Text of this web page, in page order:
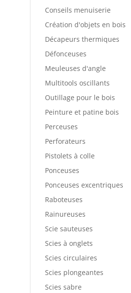
Conseils menuiserie
Création d'objets en bois
Décapeurs thermiques
Défonceuses
Meuleuses d'angle
Multitools oscillants
Outillage pour le bois
Peinture et patine bois
Perceuses
Perforateurs
Pistolets à colle
Ponceuses
Ponceuses excentriques
Raboteuses
Rainureuses
Scie sauteuses
Scies à onglets
Scies circulaires
Scies plongeantes
Scies sabre